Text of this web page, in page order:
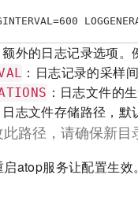
额外的日志记录选项。
：日志记录的采样
：日志文件的
日志文件存储路径，默
路径，请确保新目
atop服务让配置生效。